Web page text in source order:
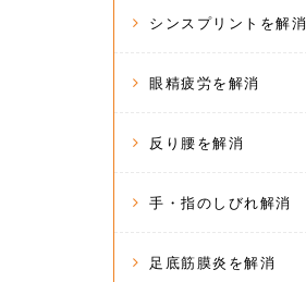
シンスプリントを解消
眼精疲労を解消
反り腰を解消
手・指のしびれ解消
足底筋膜炎を解消